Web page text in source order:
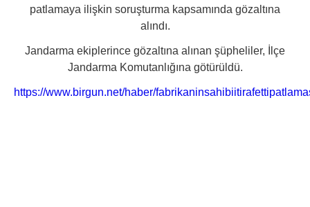
patlamaya ilişkin soruşturma kapsamında gözaltına
alındı.
Jandarma ekiplerince gözaltına alınan şüpheliler, İlçe
Jandarma Komutanlığına götürüldü.
https://www.birgun.net/haber/